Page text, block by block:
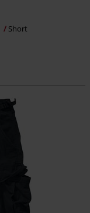
Short